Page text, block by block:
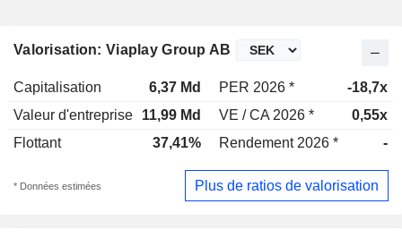
Valorisation: Viaplay Group AB
Capitalisation 6,37 Md PER 2026 *
-18,7x
Valeur d'entreprise
11,99 Md VE / CA 2026 *
0,55x
Flottant
37,41% Rendement 2026 * -
* Données estimées Plus de ratios de valorisation